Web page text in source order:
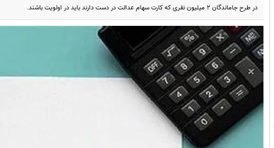
در طرح جاماندگان ۲ میلیون نفری که کارت سهام عدالت در دست دارند باید در اولویت باشند.